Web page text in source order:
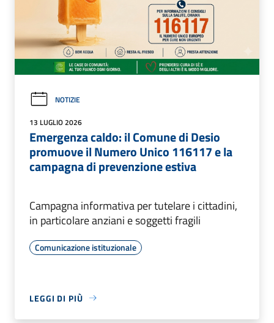
NOTIZIE
13 LUGLIO 2026
Emergenza caldo: il Comune di Desio
promuove il Numero Unico 116117 e la
campagna di prevenzione estiva
Campagna informativa per tutelare i cittadini,
in particolare anziani e soggetti fragili
Comunicazione istituzionale
LEGGI DI PIÙ